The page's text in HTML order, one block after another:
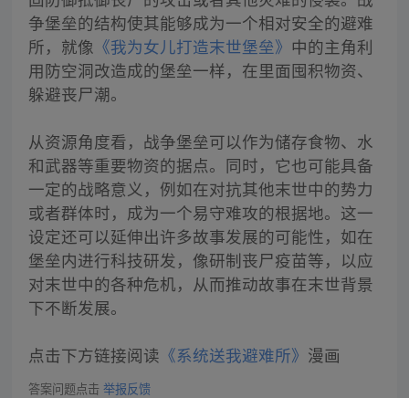
争堡垒的结构使其能够成为一个相对安全的避难
所，就像 《我为女儿打造末世堡垒》 中的主角利
用防空洞改造成的堡垒一样，在里面囤积物资、
躲避丧尸潮。
从资源角度看，战争堡垒可以作为储存食物、水
和武器等重要物资的据点。同时，它也可能具备
一定的战略意义，例如在对抗其他末世中的势力
或者群体时，成为一个易守难攻的根据地。这一
设定还可以延伸出许多故事发展的可能性，如在
堡垒内进行科技研发，像研制丧尸疫苗等，以应
对末世中的各种危机，从而推动故事在末世背景
下不断发展。
点击下方链接阅读 《系统送我避难所》 漫画
答案问题点击 举报反馈